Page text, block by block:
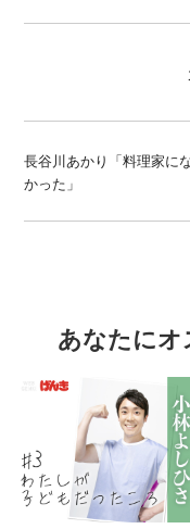
長谷川あかり「料理家に
かった」
あなたに